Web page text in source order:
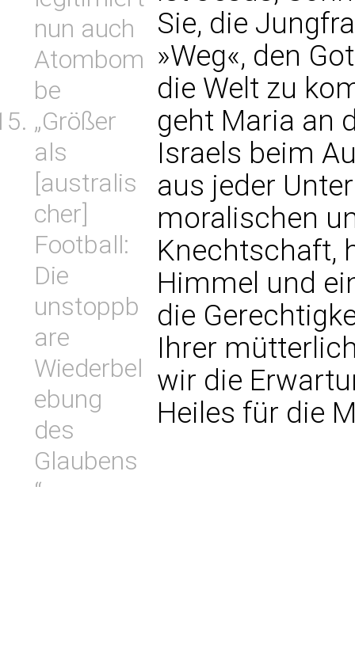
nun auch
Atombom
be
„Größer
als
[australis
cher]
Football:
Die
unstoppb
are
Wiederbel
ebung
des
Glaubens
“
Sie, die
»Weg«, den
die Welt zu
geht Maria an
Israels beim
aus jeder
moralischen
Knechtschaft,
Himmel und
die
Ihrer
wir die
Heiles für die